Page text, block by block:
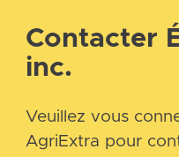
Contacter
inc.
Veuillez vous
AgriExtra pour